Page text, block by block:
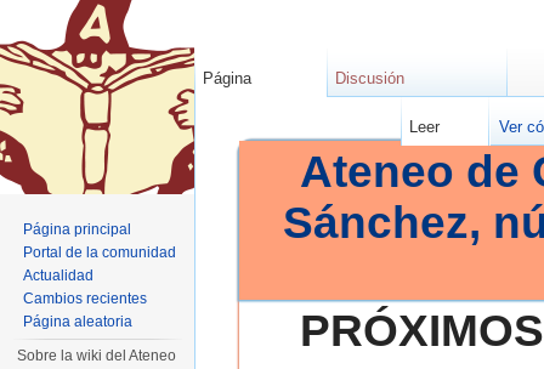
Ateneo de
Sánchez,
Página Discusión
Leer Ver
Página principal
Portal de la comunidad
Actualidad
Cambios recientes
Página aleatoria
Sobre la wiki del Ateneo